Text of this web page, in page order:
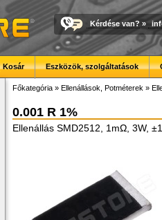
Kérdése van? »
Kosár Eszközök, szolgáltatások
Főkategória » Ellenállások, Potméterek »
0.001 R 1%
Ellenállás SMD2512, 1mΩ, 3W,